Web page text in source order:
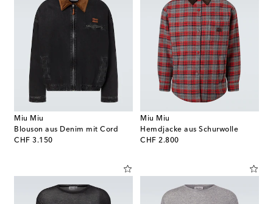
Miu Miu
Blouson aus Denim mit Cord
CHF 3.150
original price
Miu Miu
Hemdjacke aus Schurwolle
CHF 2.800
original price